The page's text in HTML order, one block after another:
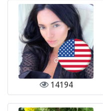
14194